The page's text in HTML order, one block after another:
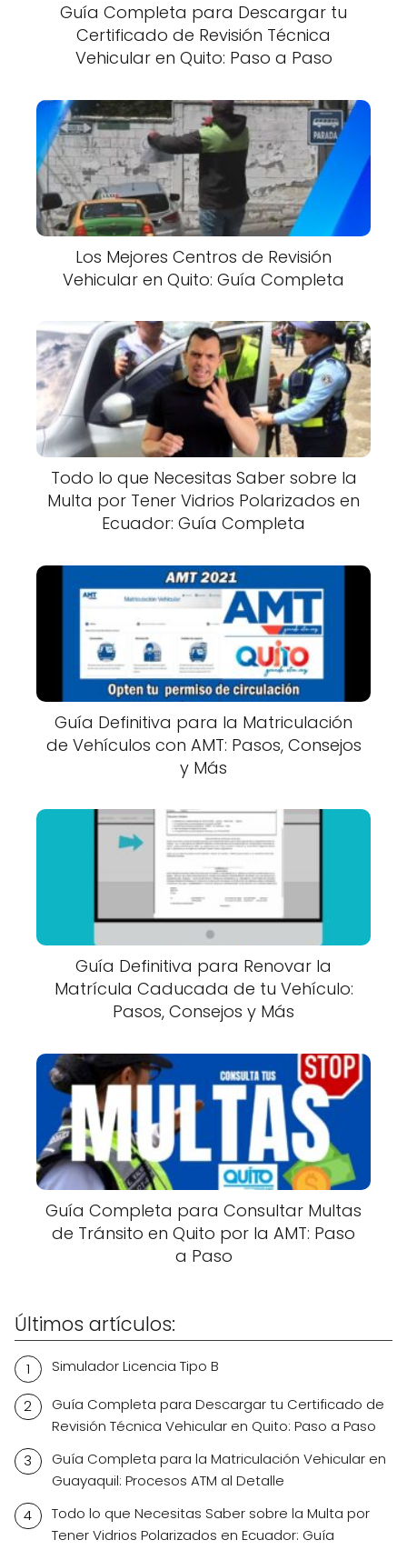
Guía Completa para Descargar tu
Certificado de Revisión Técnica
Vehicular en Quito: Paso a Paso
Los Mejores Centros de Revisión
Vehicular en Quito: Guía Completa
Todo lo que Necesitas Saber sobre la
Multa por Tener Vidrios Polarizados en
Ecuador: Guía Completa
Guía Definitiva para la Matriculación
de Vehículos con AMT: Pasos, Consejos
y Más
Guía Definitiva para Renovar la
Matrícula Caducada de tu Vehículo:
Pasos, Consejos y Más
Guía Completa para Consultar Multas
de Tránsito en Quito por la AMT: Paso
a Paso
Últimos artículos:
Simulador Licencia Tipo B
Guía Completa para Descargar tu Certificado de
Revisión Técnica Vehicular en Quito: Paso a Paso
Guía Completa para la Matriculación Vehicular en
Guayaquil: Procesos ATM al Detalle
Todo lo que Necesitas Saber sobre la Multa por
Tener Vidrios Polarizados en Ecuador: Guía